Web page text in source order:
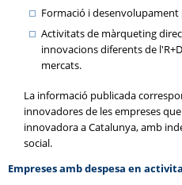
Formació i
Activitats de màrqueting
innovacions diferents de
mercats.
La informació publicada
innovadores de les empreses
innovadora a Catalunya, amb
social.
Empreses amb despesa en